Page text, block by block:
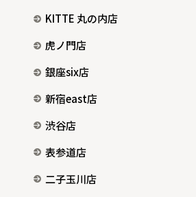
KITTE 丸の内店
虎ノ門店
銀座six店
新宿east店
渋谷店
表参道店
二子玉川店